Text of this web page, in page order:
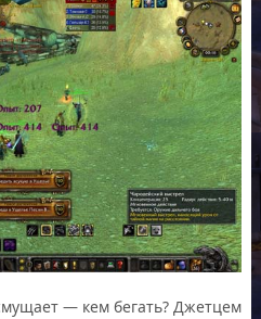
— кем бегать? Джетцем